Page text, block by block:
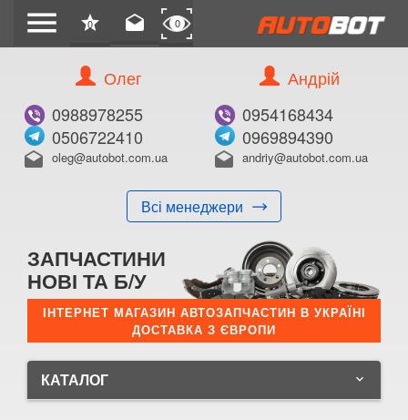
menu star
0 drafts 0
Олег
0988978255
0506722410
drafts oleg@autobot.com.ua
Всі менеджери
Андрій
0954168434
0969894390
drafts andriy@autobot.com.ua
ЗАПЧАСТИНИ
НОВІ ТА Б/У
ІНТЕРНЕТ МАГАЗИН АВТОЗАПЧАСТИН В УКРАЇНІ
ДОСТАВКА З ЄВРОПИ
КАТАЛОГ keyboard_arrow_down